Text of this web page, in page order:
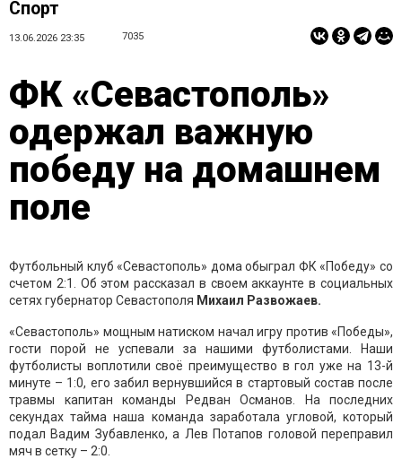
Спорт
13.06.2026 23:35 7035
ФК «Севастополь»
одержал важную
победу на домашнем
поле
Футбольный клуб «Севастополь» дома обыграл ФК «Победу» со
счетом 2:1. Об этом рассказал в своем аккаунте в социальных
сетях губернатор Севастополя Михаил Развожаев.
«Севастополь» мощным натиском начал игру против «Победы»,
гости порой не успевали за нашими футболистами. Наши
футболисты воплотили своё преимущество в гол уже на 13-й
минуте – 1:0, его забил вернувшийся в стартовый состав после
травмы капитан команды Редван Османов. На последних
секундах тайма наша команда заработала угловой, который
подал Вадим Зубавленко, а Лев Потапов головой переправил
мяч в сетку – 2:0.